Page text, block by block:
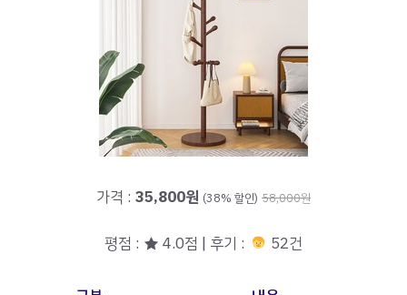
가격 : 35,800원 (38% 할인) 58,000원
평점 : ★ 4.0점 | 후기 : 52건